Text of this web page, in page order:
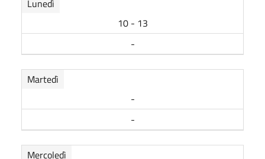
Lunedì
10 - 13
-
Martedì
-
-
Mercoledì